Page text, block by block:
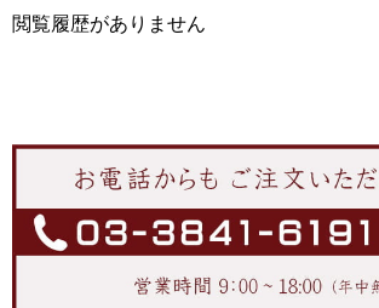
閲覧履歴がありません